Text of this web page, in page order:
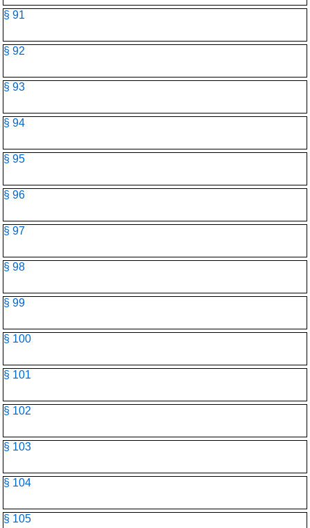
§ 91
§ 92
§ 93
§ 94
§ 95
§ 96
§ 97
§ 98
§ 99
§ 100
§ 101
§ 102
§ 103
§ 104
§ 105